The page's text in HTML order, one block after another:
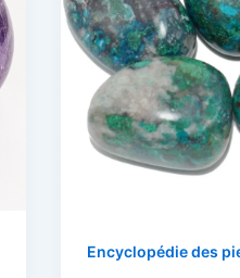
Encyclopédie des